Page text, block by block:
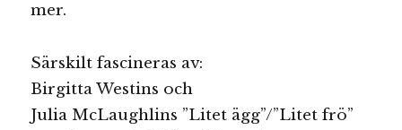
mer.
Särskilt fascineras av:
Birgitta Westins och
Julia McLaughlins ”Litet ägg”/”Litet frö”